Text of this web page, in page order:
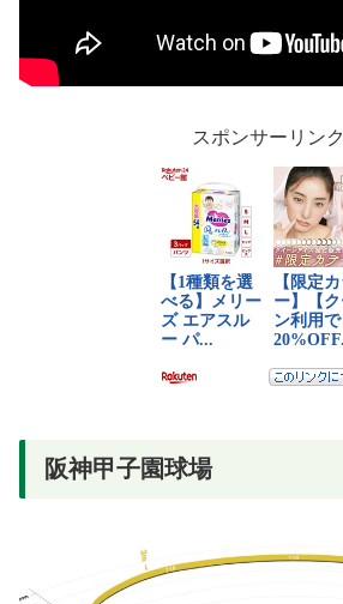
スポンサーリンク
阪神甲子園球場